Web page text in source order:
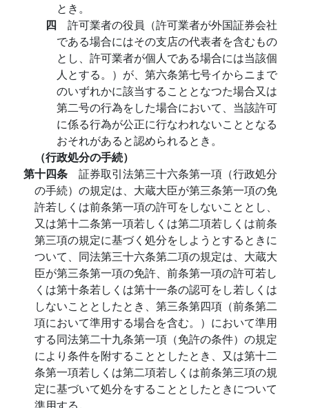
とき。
四 許可業者の役員（許可業者が外国証券会社
である場合にはその支店の代表者を含むもの
とし、許可業者が個人である場合には当該個
人とする。）が、第六条第七号イからニまで
のいずれかに該当することとなつた場合又は
第二号の行為をした場合において、当該許可
に係る行為が公正に行なわれないこととなる
おそれがあると認められるとき。
（行政処分の手続）
第十四条 証券取引法第三十六条第一項（行政処分
の手続）の規定は、大蔵大臣が第三条第一項の免
許若しくは前条第一項の許可をしないこととし、
又は第十二条第一項若しくは第二項若しくは前条
第三項の規定に基づく処分をしようとするときに
ついて、同法第三十六条第二項の規定は、大蔵大
臣が第三条第一項の免許、前条第一項の許可若し
くは第十条若しくは第十一条の認可をし若しくは
しないこととしたとき、第三条第四項（前条第二
項において準用する場合を含む。）において準用
する同法第二十九条第一項（免許の条件）の規定
により条件を附することとしたとき、又は第十二
条第一項若しくは第二項若しくは前条第三項の規
定に基づいて処分をすることとしたときについて